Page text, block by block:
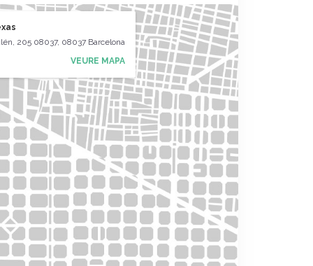
205 08037, 08037 Barcelona
VEURE MAPA